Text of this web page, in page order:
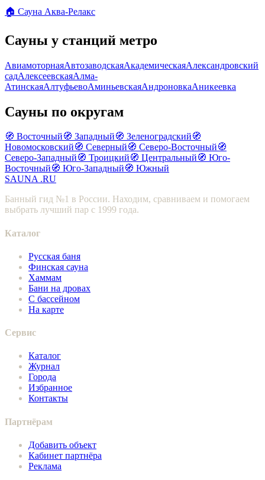
🏠 Сауна Аква-Релакс
Сауны у станций метро
АвиамоторнаяАвтозаводскаяАкадемическаяАлександровский
садАлексеевскаяАлма-
АтинскаяАлтуфьевоАминьевскаяАндроновкаАникеевка
Сауны по округам
🧭 Восточный🧭 Западный🧭 Зеленоградский🧭
Новомосковский🧭 Северный🧭 Северо-Восточный🧭
Северо-Западный🧭 Троицкий🧭 Центральный🧭 Юго-
Восточный🧭 Юго-Западный🧭 Южный
SAUNA .RU
Банный гид №1 в России. Находим, сравниваем и помогаем
выбрать лучший пар с 1999 года.
Каталог
Русская баня
Финская сауна
Хаммам
Бани на дровах
С бассейном
На карте
Сервис
Каталог
Журнал
Города
Избранное
Контакты
Партнёрам
Добавить объект
Кабинет партнёра
Реклама